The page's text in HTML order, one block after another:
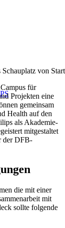
von
für
Projekten eine
gemeinsam
Health auf den
als Akademie-
mitgestaltet
der DFB-
die mit einer
mit
sollte folgende